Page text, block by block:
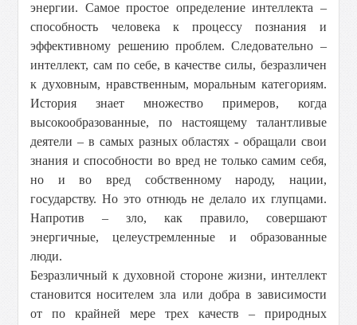
энергии. Самое простое определение интеллекта –
способность человека к процессу познания и
эффективному решению проблем. Следовательно –
интеллект, сам по себе, в качестве силы, безразличен
к духовным, нравственным, моральным категориям.
История знает множество примеров, когда
высокообразованные, по настоящему талантливые
деятели – в самых разных областях - обращали свои
знания и способности во вред не только самим себя,
но и во вред собственному народу, нации,
государству. Но это отнюдь не делало их глупцами.
Напротив – зло, как правило, совершают
энергичные, целеустремленные и образованные
люди.
Безразличный к духовной стороне жизни, интеллект
становится носителем зла или добра в зависимости
от по крайней мере трех качеств – природных